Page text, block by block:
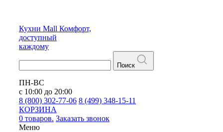
Кухни Mall Комфорт,
доступный
каждому
Поиск
ПН-ВС
с 10:00 до 20:00
8 (800) 302-77-06 8 (499) 348-15-11
КОРЗИНА
0 товаров. Заказать звонок
Меню